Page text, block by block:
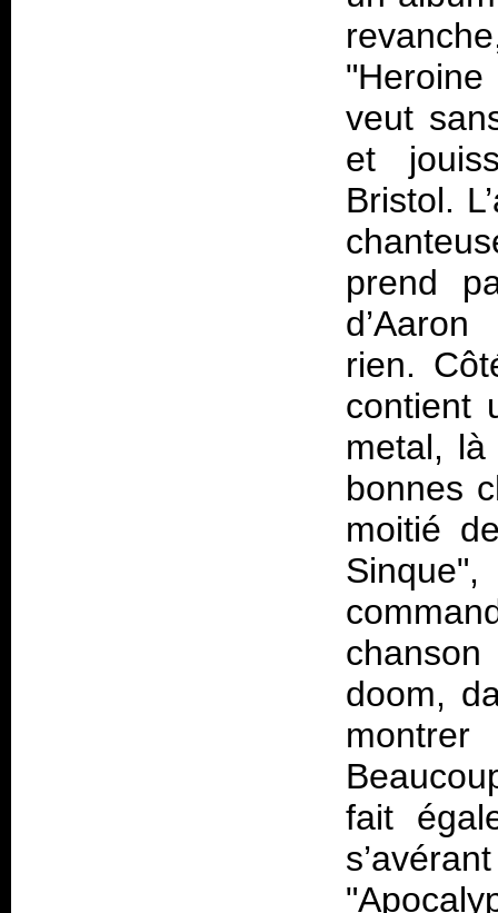
veut
et
Bristol.
prend
rien.
contient
metal,
bonnes
moitié
doom,
fait